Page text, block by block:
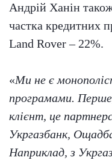
Андрій Ханін
частка кредитних
Land Rover – 22%.
«Ми не є
програмами.
клієнт, це
Укргазбанк,
Наприклад, з